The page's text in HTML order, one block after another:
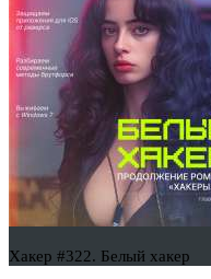
Хакер #322. Белый хакер